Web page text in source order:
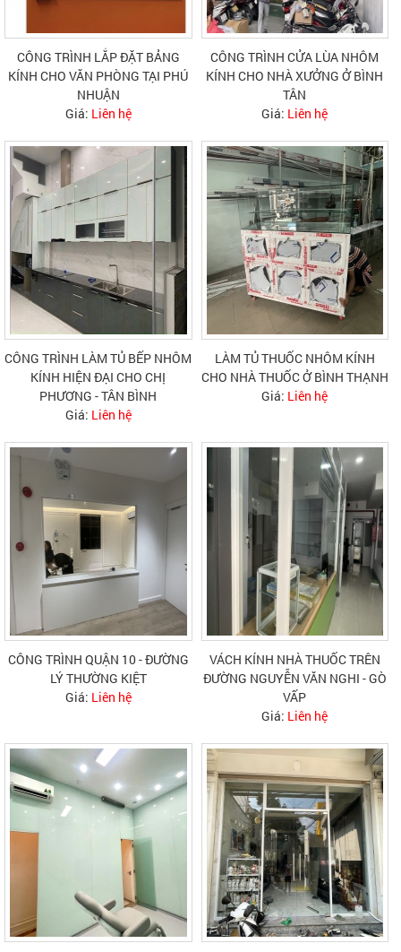
CÔNG TRÌNH LẮP ĐẶT BẢNG
KÍNH CHO VĂN PHÒNG TẠI PHÚ
NHUẬN
Giá: Liên hệ
CÔNG TRÌNH CỬA LÙA NHÔM
KÍNH CHO NHÀ XƯỞNG Ở BÌNH
TÂN
Giá: Liên hệ
CÔNG TRÌNH LÀM TỦ BẾP NHÔM
KÍNH HIỆN ĐẠI CHO CHỊ
PHƯƠNG - TÂN BÌNH
Giá: Liên hệ
LÀM TỦ THUỐC NHÔM KÍNH
CHO NHÀ THUỐC Ở BÌNH THẠNH
Giá: Liên hệ
CÔNG TRÌNH QUẬN 10 - ĐƯỜNG
LÝ THƯỜNG KIỆT
Giá: Liên hệ
VÁCH KÍNH NHÀ THUỐC TRÊN
ĐƯỜNG NGUYỄN VĂN NGHI - GÒ
VẤP
Giá: Liên hệ